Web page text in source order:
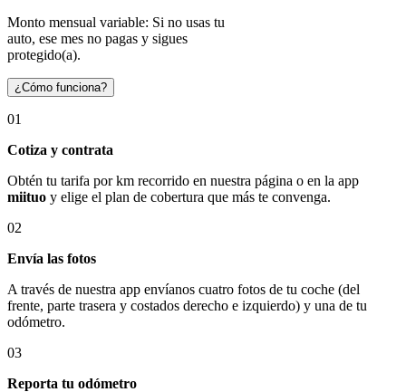
Monto mensual variable: Si no usas tu
auto, ese mes no pagas y sigues
protegido(a).
¿Cómo funciona?
01
Cotiza y contrata
Obtén tu tarifa por km recorrido en nuestra página o en la app
miituo y elige el plan de cobertura que más te convenga.
02
Envía las fotos
A través de nuestra app envíanos cuatro fotos de tu coche (del
frente, parte trasera y costados derecho e izquierdo) y una de tu
odómetro.
03
Reporta tu odómetro